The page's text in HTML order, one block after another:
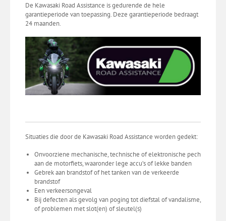
De Kawasaki Road Assistance is gedurende de hele
garantieperiode van toepassing. Deze garantieperiode bedraagt
24 maanden.
Situaties die door de Kawasaki Road Assistance worden gedekt:
Onvoorziene mechanische, technische of elektronische pech
aan de motorfiets, waaronder lege accu’s of lekke banden
Gebrek aan brandstof of het tanken van de verkeerde
brandstof
Een verkeersongeval
Bij defecten als gevolg van poging tot diefstal of vandalisme,
of problemen met slot(en) of sleutel(s)